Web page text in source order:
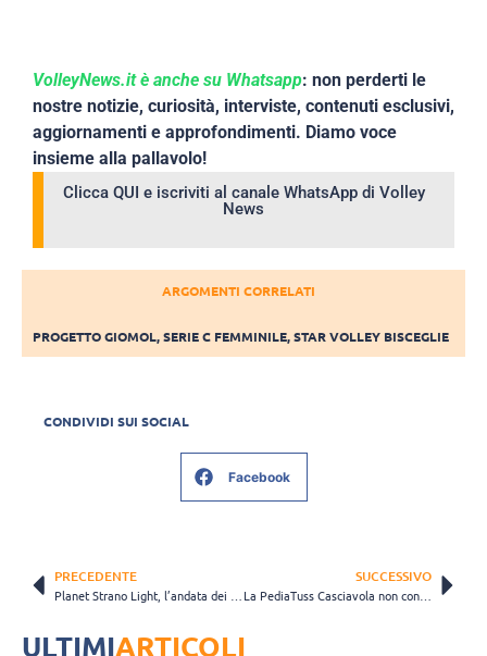
VolleyNews.it è anche su Whatsapp: non perderti le
nostre notizie, curiosità, interviste, contenuti esclusivi,
aggiornamenti e approfondimenti. Diamo voce
insieme alla pallavolo!
Clicca QUI e iscriviti al canale WhatsApp di Volley
News
ARGOMENTI CORRELATI
PROGETTO GIOMOL,SERIE C FEMMINILE,STAR VOLLEY BISCEGLIE
CONDIVIDI SUI SOCIAL
Facebook
PRECEDENTE
Planet Strano Light, l’andata dei Play Off è una sconfitta. Terrasini vince 3-1
SUCCESSIVO
La PediaTuss Casciavola non continua la striscia positiva: Empoli si impone 3-1
ULTIMIARTICOLI